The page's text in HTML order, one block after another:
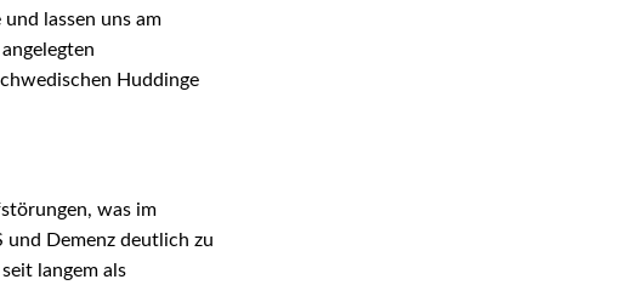
lassen uns am
Huddinge
was im
und Demenz deutlich zu
langem als